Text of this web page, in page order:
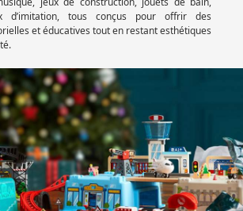
d’imitation, tous conçus pour offrir des
et éducatives tout en restant esthétiques